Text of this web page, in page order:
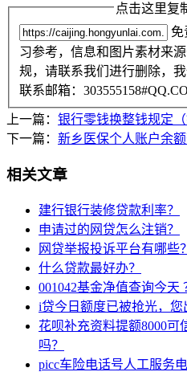
点击这里复
免
习参考，信息和图片素材来
规，请联系我们进行删除，
联系邮箱：
上一篇： 银行零钱换整钱规定
下一篇： 新乡医保个人账户余
相关文章
建行银行装修贷款利率？
申请过的网贷怎么注销？
网贷举报投诉平台有哪些？
什么贷款最好办？
001042基金净值查询今天
i贷今日额度已被抢光，您
花呗补充资料提额8000可
吗？
picc车险电话号人工服务